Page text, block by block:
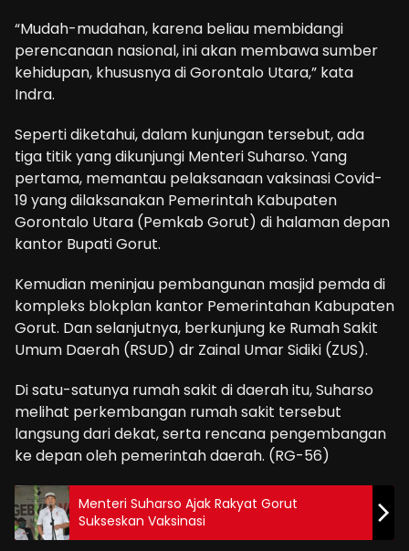
“Mudah-mudahan, karena beliau membidangi
perencanaan nasional, ini akan membawa sumber
kehidupan, khususnya di Gorontalo Utara,” kata
Indra.
Seperti diketahui, dalam kunjungan tersebut, ada
tiga titik yang dikunjungi Menteri Suharso. Yang
pertama, memantau pelaksanaan vaksinasi Covid-
19 yang dilaksanakan Pemerintah Kabupaten
Gorontalo Utara (Pemkab Gorut) di halaman depan
kantor Bupati Gorut.
Kemudian meninjau pembangunan masjid pemda di
kompleks blokplan kantor Pemerintahan Kabupaten
Gorut. Dan selanjutnya, berkunjung ke Rumah Sakit
Umum Daerah (RSUD) dr Zainal Umar Sidiki (ZUS).
Di satu-satunya rumah sakit di daerah itu, Suharso
melihat perkembangan rumah sakit tersebut
langsung dari dekat, serta rencana pengembangan
ke depan oleh pemerintah daerah. (RG-56)
Menteri Suharso Ajak Rakyat Gorut
Sukseskan Vaksinasi